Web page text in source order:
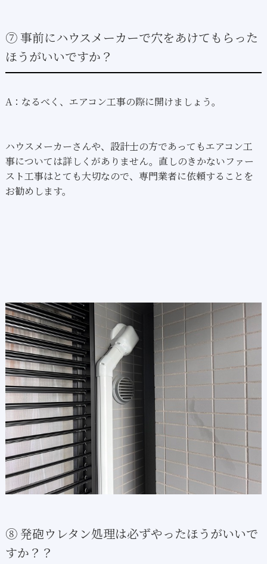
⑦ 事前にハウスメーカーで穴をあけてもらった
ほうがいいですか？
A：なるべく、エアコン工事の際に開けましょう。
ハウスメーカーさんや、設計士の方であってもエアコン工
事については詳しくがありません。直しのきかないファー
スト工事はとても大切なので、専門業者に依頼することを
お勧めします。
⑧ 発砲ウレタン処理は必ずやったほうがいいで
すか？？